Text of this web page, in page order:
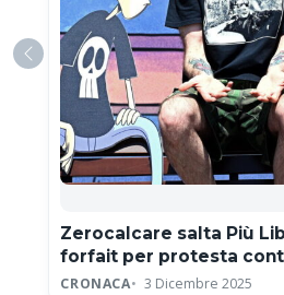
Zerocalcare salta Più
forfait per protesta
neofascista
CRONACA 3 Dicembre 2025